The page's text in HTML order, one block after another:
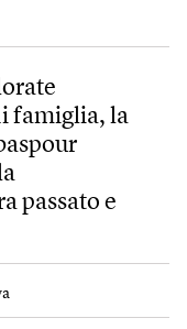
famiglia, la
passato e